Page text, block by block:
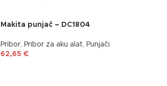
Makita punjač – DC1804
Pribor, Pribor za aku alat, Punjači
62,65 €